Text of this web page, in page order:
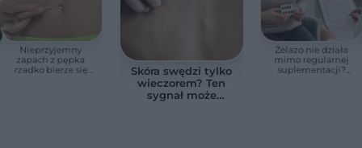
Nieprzyjemny
zapach z pępka
rzadko bierze się
Skóra swędzi tylko
wieczorem? Ten
sygnał może
Żelazo nie działa
mimo regularnej
suplementacji?